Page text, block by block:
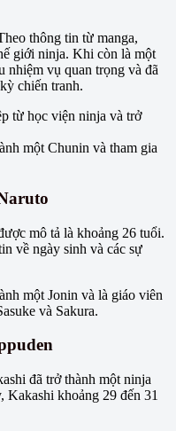
thông tin từ manga,
giới ninja. Khi còn là một
nhiệm vụ quan trọng và đã
chiến tranh.
từ học viện ninja và trở
một Chunin và tham gia
mô tả là khoảng 26 tuổi.
về ngày sinh và các sự
một Jonin và là giáo viên
và Sakura.
đã trở thành một ninja
Kakashi khoảng 29 đến 31